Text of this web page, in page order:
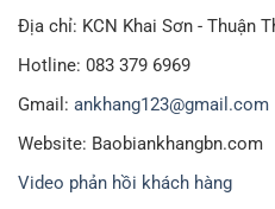
Địa chỉ: KCN Khai Sơn - Thuận
Hotline: 083 379 6969
Gmail: ankhang123@gmail.com
Website: Baobiankhangbn.com
Video phản hồi khách hàng